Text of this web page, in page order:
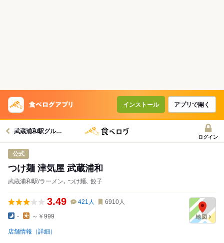
インストール アプリで開く
武蔵浦和駅グルメへ
ログイン
公式
つけ麺 津気屋 武蔵浦和
武蔵浦和駅/ラーメン､ つけ麺､ 餃子
3.49 421 人 6910人
- ～￥999
店舗情報（詳細）